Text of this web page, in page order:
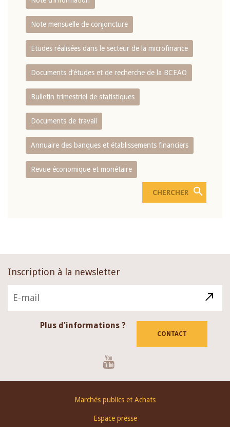
Note mensuelle de conjoncture
Etudes réalisées dans le secteur de la microfinance
Documents d’études et de recherche de la BCEAO
Bulletin trimestriel de statistiques
Documents de travail
Annuaire des banques et établissements financiers
Revue économique et monétaire
Inscription à la newsletter
Plus d'informations ?
CONTACT
Marchés publics et Achats
Espace presse